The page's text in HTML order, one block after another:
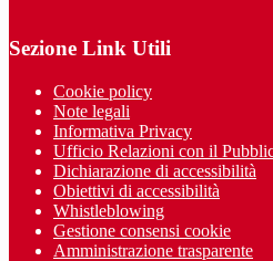
Sezione Link Utili
Cookie policy
Note legali
Informativa Privacy
Ufficio Relazioni con il
Dichiarazione di accessibilità
Obiettivi di accessibilità
Whistleblowing
Gestione consensi cookie
Amministrazione trasparente